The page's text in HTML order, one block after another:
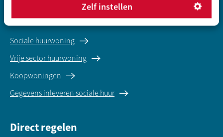
Zelf instellen
Zoeken & aanbod
Sociale huurwoning
Vrije sector huurwoning
Koopwoningen
Gegevens inleveren sociale huur
Direct regelen